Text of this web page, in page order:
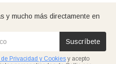
y mucho más directamente en
Suscríbete
de Privacidad y Cookies y acepto